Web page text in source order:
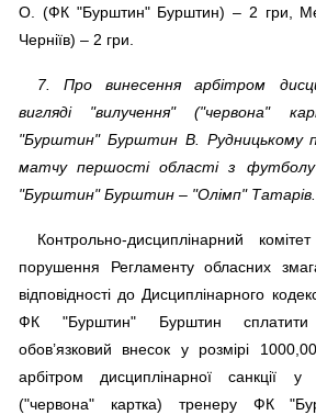
О. (ФК "Бурштин" Бурштин) – 2 гри,
Черніїв) – 2 гри.
7. Про винесення арбітром
вигляді "вилучення" ("червона"
"Бурштин" Бурштин В. Рудницькому
матчу першості області з
"Бурштин" Бурштин – "Олімп" Татарів.
Контрольно-дисциплінарний
порушення Регламенту обласних
відповідності до Дисциплінарного
ФК "Бурштин" Бурштин
обов’язковий внесок у розмірі
арбітром дисциплінарної санкції у
("червона" картка) тренеру ФК